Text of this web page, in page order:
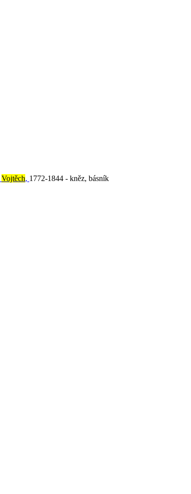
Vojtěch, 1772-1844 - kněz, básník